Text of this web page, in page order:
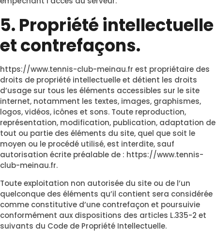
5. Propriété intellectuelle
et contrefaçons.
https://www.tennis-club-meinau.fr est propriétaire des
droits de propriété intellectuelle et détient les droits
d’usage sur tous les éléments accessibles sur le site
internet, notamment les textes, images, graphismes,
logos, vidéos, icônes et sons. Toute reproduction,
représentation, modification, publication, adaptation de
tout ou partie des éléments du site, quel que soit le
moyen ou le procédé utilisé, est interdite, sauf
autorisation écrite préalable de : https://www.tennis-
club-meinau.fr.
Toute exploitation non autorisée du site ou de l’un
quelconque des éléments qu’il contient sera considérée
comme constitutive d’une contrefaçon et poursuivie
conformément aux dispositions des articles L.335-2 et
suivants du Code de Propriété Intellectuelle.